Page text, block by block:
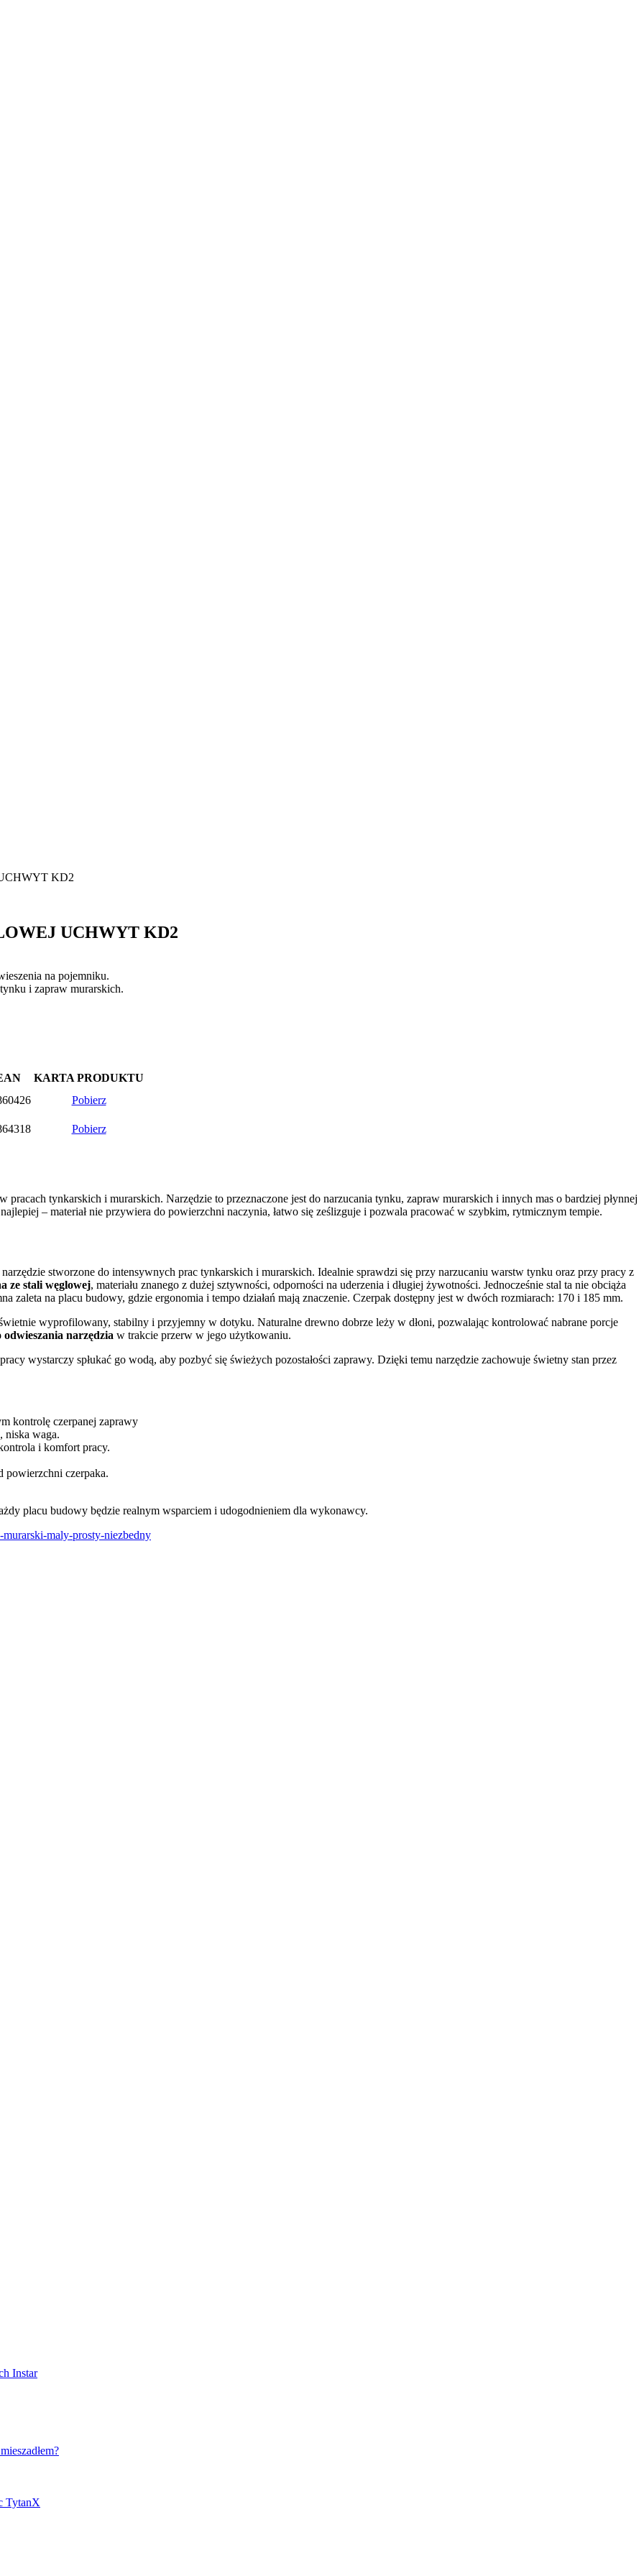
KD2
UCHWYT KD2
na pojemniku.
i zapraw murarskich.
KARTA PRODUKTU
Pobierz
Pobierz
pracach tynkarskich i murarskich. Narzędzie to przeznaczone jest do narzucania tynku, zapraw murarskich i innych mas o bardziej płynnej
– materiał nie przywiera do powierzchni naczynia, łatwo się ześlizguje i pozwala pracować w szybkim, rytmicznym tempie.
stworzone do intensywnych prac tynkarskich i murarskich. Idealnie sprawdzi się przy narzucaniu warstw tynku oraz przy pracy z
ze stali węglowej, materiału znanego z dużej sztywności, odporności na uderzenia i długiej żywotności. Jednocześnie stal ta nie obciąża
zaleta na placu budowy, gdzie ergonomia i tempo działań mają znaczenie. Czerpak dostępny jest w dwóch rozmiarach: 170 i 185 mm.
wyprofilowany, stabilny i przyjemny w dotyku. Naturalne drewno dobrze leży w dłoni, pozwalając kontrolować nabrane porcje
narzędzia w trakcie przerw w jego użytkowaniu.
wystarczy spłukać go wodą, aby pozbyć się świeżych pozostałości zaprawy. Dzięki temu narzędzie zachowuje świetny stan przez
kontrolę czerpanej zaprawy
niska waga.
i komfort pracy.
powierzchni czerpaka.
placu budowy będzie realnym wsparciem i udogodnieniem dla wykonawcy.
murarski-maly-prosty-niezbedny
Instar
TytanX